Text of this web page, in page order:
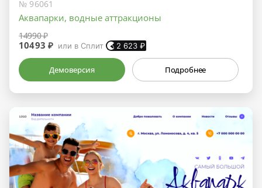
№ 96061
Аквапарки, водные аттракционы
14990 ₽
10493 ₽ или в Сплит 2 623 ₽
Демоверсия Подробнее